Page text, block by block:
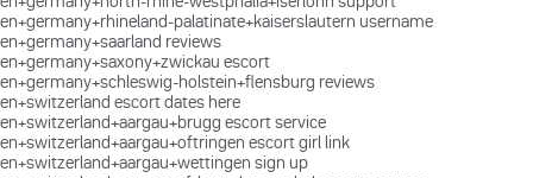
en+germany+rhineland-palatinate+kaiserslautern username
en+germany+saarland reviews
en+germany+saxony+zwickau escort
en+germany+schleswig-holstein+flensburg reviews
en+switzerland escort dates here
en+switzerland+aargau+brugg escort service
en+switzerland+aargau+oftringen escort girl link
en+switzerland+aargau+wettingen sign up